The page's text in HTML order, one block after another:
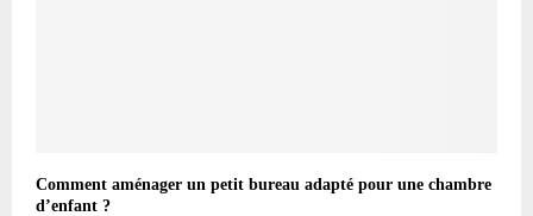
Comment aménager un petit bureau adapté pour une chambre
d’enfant ?